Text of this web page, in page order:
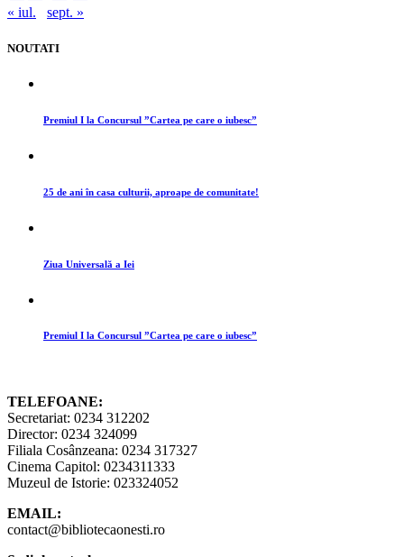
« iul.
sept. »
NOUTATI
Premiul I la Concursul ”Cartea pe care o iubesc”
25 de ani în casa culturii, aproape de comunitate!
Ziua Universală a Iei
Premiul I la Concursul ”Cartea pe care o iubesc”
TELEFOANE:
Secretariat: 0234 312202
Director: 0234 324099
Filiala Cosânzeana: 0234 317327
Cinema Capitol: 0234311333
Muzeul de Istorie: 023324052
EMAIL:
contact@bibliotecaonesti.ro